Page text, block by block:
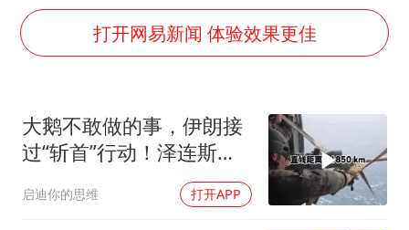
上海大部迎大暴雨
国足U17与阿森纳决赛取消 并列冠军
王艺迪2-4不敌张本美和止步4强
奋力开创中国式现代化建设新局面
打开网易新闻 体验效果更佳
大鹅不敢做的事，伊朗接
过“斩首”行动！泽连斯基
启迪你的思维 打开APP